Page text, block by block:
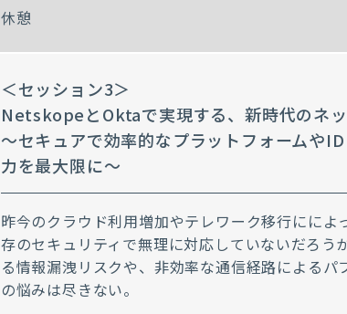
休憩
＜セッション3＞
NetskopeとOktaで実現する、新時代のネ
～セキュアで効率的なプラットフォームや
力を最大限に～
昨今のクラウド利用増加やテレワーク移行にに
存のセキュリティで無理に対応していないだろう
る情報漏洩リスクや、非効率な通信経路による
の悩みは尽きない。